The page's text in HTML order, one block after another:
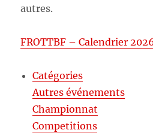
autres.
FROTTBF – Calendrier
Catégories
Autres événements
Championnat
Competitions